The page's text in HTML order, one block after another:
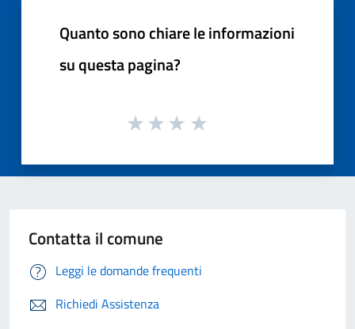
Quanto sono chiare le informazioni
su questa pagina?
Contatta il comune
Leggi le domande frequenti
Richiedi Assistenza